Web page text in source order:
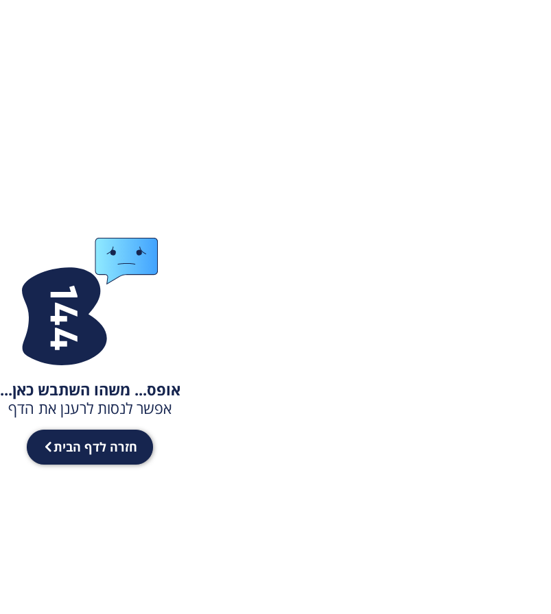
אופס... משהו השתבש כאן...
אפשר לנסות לרענן את הדף
חזרה לדף הבית